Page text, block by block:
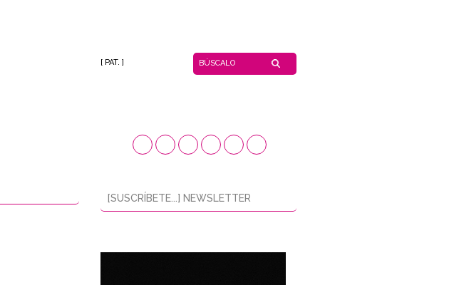
[ PAT. ]
[SUSCRÍBETE...] NEWSLETTER